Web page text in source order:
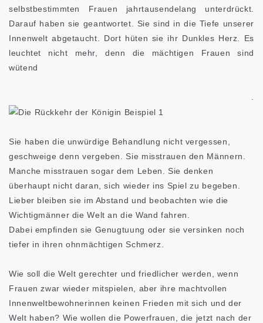
selbstbestimmten Frauen jahrtausendelang unterdrückt.
Darauf haben sie geantwortet. Sie sind in die Tiefe unserer
Innenwelt abgetaucht. Dort hüten sie ihr Dunkles Herz. Es
leuchtet nicht mehr, denn die mächtigen Frauen sind
wütend
Sie haben die unwürdige Behandlung nicht vergessen,
geschweige denn vergeben. Sie misstrauen den Männern.
Manche misstrauen sogar dem Leben. Sie denken
überhaupt nicht daran, sich wieder ins Spiel zu begeben.
Lieber bleiben sie im Abstand und beobachten wie die
Wichtigmänner die Welt an die Wand fahren.
Dabei empfinden sie Genugtuung oder sie versinken noch
tiefer in ihren ohnmächtigen Schmerz.
Wie soll die Welt gerechter und friedlicher werden, wenn
Frauen zwar wieder mitspielen, aber ihre machtvollen
Innenweltbewohnerinnen keinen Frieden mit sich und der
Welt haben? Wie wollen die Powerfrauen, die jetzt nach der